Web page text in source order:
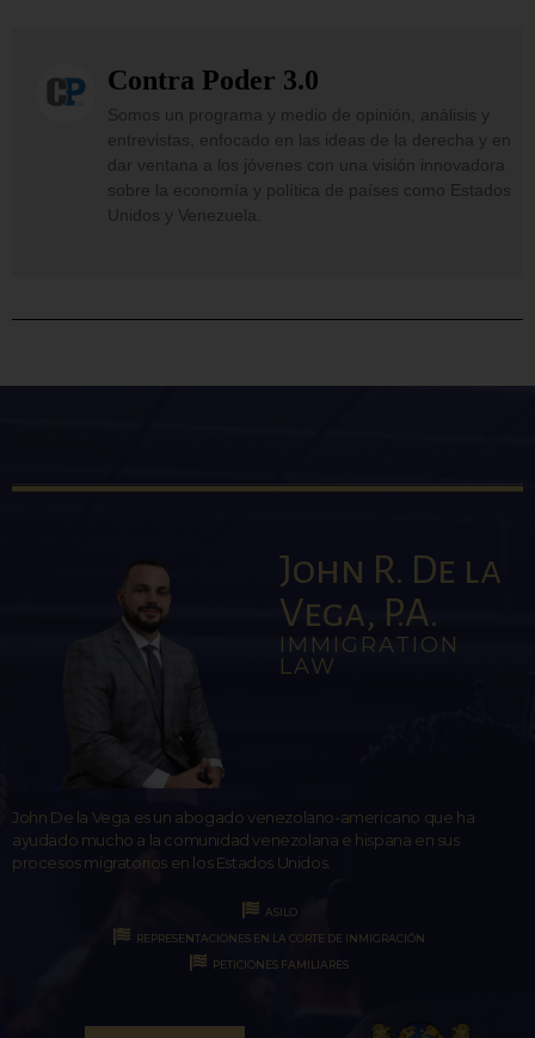
Contra Poder 3.0
Somos un programa y medio de opinión, análisis y
entrevistas, enfocado en las ideas de la derecha y en
dar ventana a los jóvenes con una visión innovadora
sobre la economía y política de países como Estados
Unidos y Venezuela.
John R. De la
Vega, P.A.
IMMIGRATION
LAW
John De la Vega es un abogado venezolano-americano que ha
ayudado mucho a la comunidad venezolana e hispana en sus
procesos migratorios en los Estados Unidos.
ASILO
REPRESENTACIONES EN LA CORTE DE INMIGRACIÓN
PETICIONES FAMILIARES